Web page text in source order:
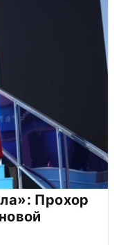
Прохор